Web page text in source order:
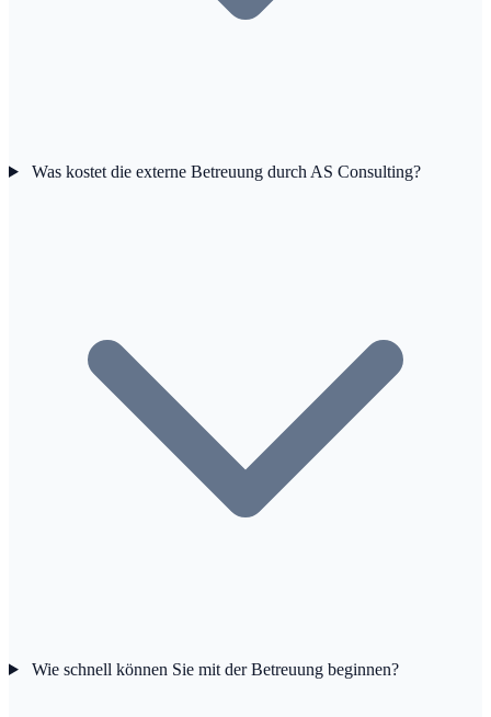
Was kostet die externe Betreuung durch AS Consulting?
Wie schnell können Sie mit der Betreuung beginnen?